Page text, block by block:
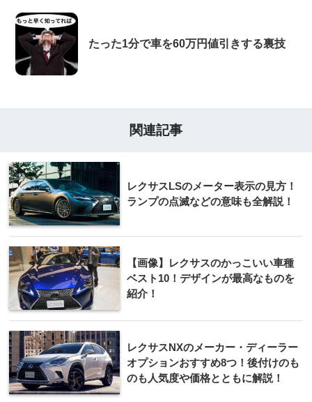
たった1分で車を60万円値引きする裏技
関連記事
レクサスLSのメーター表示の見方！
ランプの点滅などの意味も全解説！
【画像】レクサスのかっこいい車種
ベスト10！デザインが最高なものを
紹介！
レクサスNXのメーカー・ディーラー
オプションおすすめ8つ！後付けのも
のも人気度や価格とともに解説！